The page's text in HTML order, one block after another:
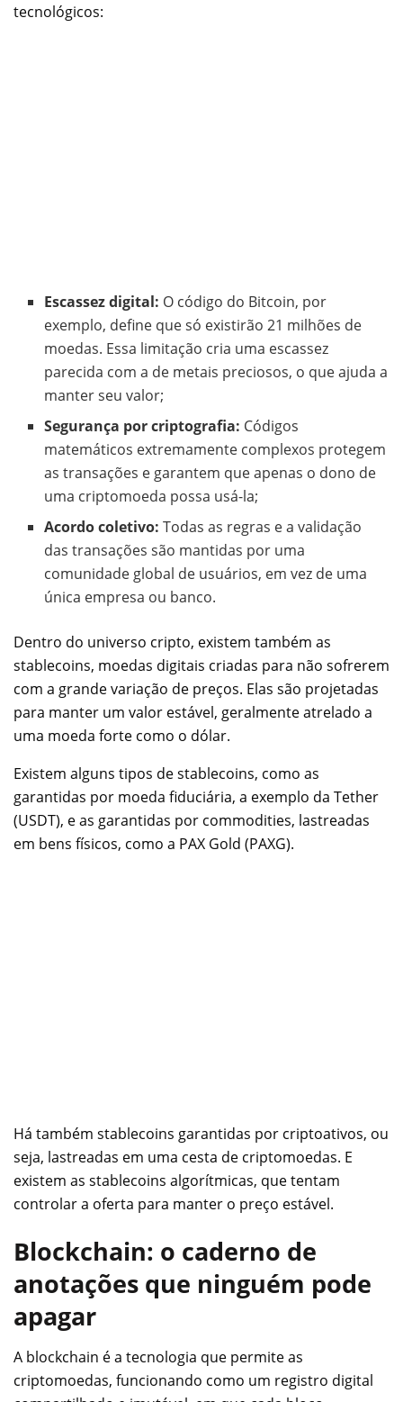
tecnológicos:
Escassez digital: O código do Bitcoin, por
exemplo, define que só existirão 21 milhões de
moedas. Essa limitação cria uma escassez
parecida com a de metais preciosos, o que ajuda a
manter seu valor;
Segurança por criptografia: Códigos
matemáticos extremamente complexos protegem
as transações e garantem que apenas o dono de
uma criptomoeda possa usá-la;
Acordo coletivo:Todas as regras e a validação
das transações são mantidas por uma
comunidade global de usuários, em vez de uma
única empresa ou banco.
Dentro do universo cripto, existem também as
stablecoins, moedas digitais criadas para não sofrerem
com a grande variação de preços. Elas são projetadas
para manter um valor estável, geralmente atrelado a
uma moeda forte como o dólar.
Existem alguns tipos de stablecoins, como as
garantidas por moeda fiduciária, a exemplo da Tether
(USDT), e as garantidas por commodities, lastreadas
em bens físicos, como a PAX Gold (PAXG).
Há também stablecoins garantidas por criptoativos, ou
seja, lastreadas em uma cesta de criptomoedas. E
existem as stablecoins algorítmicas, que tentam
controlar a oferta para manter o preço estável.
Blockchain: o caderno de
anotações que ninguém pode
apagar
A blockchain é a tecnologia que permite as
criptomoedas, funcionando como um registro digital